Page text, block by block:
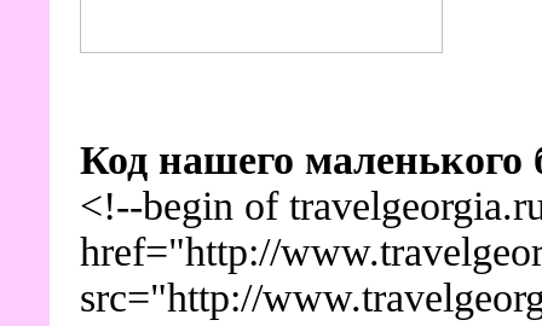
Код нашего маленького
<!--begin of
href="http://
src="http://